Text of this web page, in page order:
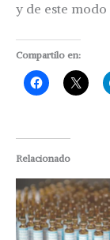
y de este modo
Compartilo en:
Relacionado